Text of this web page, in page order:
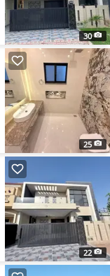
30
25
22